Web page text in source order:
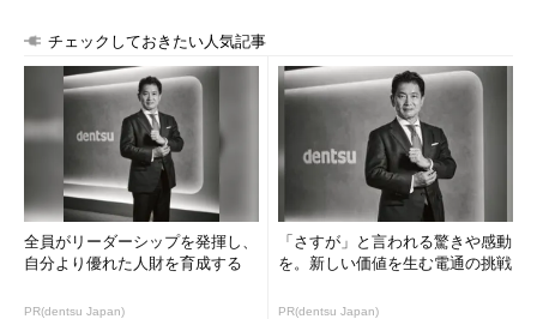
チェックしておきたい人気記事
全員がリーダーシップを発揮し、
自分より優れた人財を育成する
PR(dentsu Japan)
「さすが」と言われる驚きや感動
を。新しい価値を生む電通の挑戦
PR(dentsu Japan)